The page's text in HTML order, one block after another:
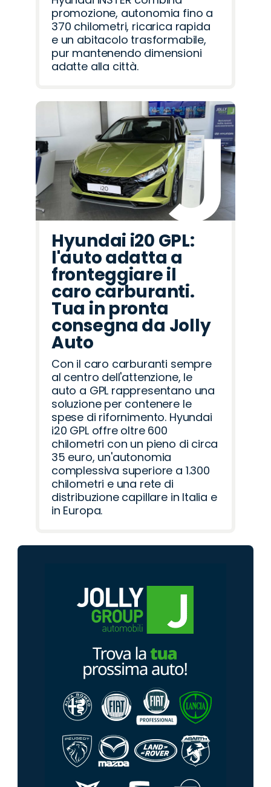
promozione, autonomia fino a
370 chilometri, ricarica rapida
e un abitacolo trasformabile,
pur mantenendo dimensioni
adatte alla città.
Hyundai i20 GPL:
l'auto adatta a
fronteggiare il
caro carburanti.
Tua in pronta
consegna da Jolly
Auto
Con il caro carburanti sempre
al centro dell'attenzione, le
auto a GPL rappresentano una
soluzione per contenere le
spese di rifornimento. Hyundai
i20 GPL offre oltre 600
chilometri con un pieno di circa
35 euro, un'autonomia
complessiva superiore a 1.300
chilometri e una rete di
distribuzione capillare in Italia e
in Europa.